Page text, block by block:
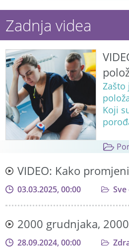
Zadnja videa
Zašto
Koji
VIDEO: Kako
03.03.2025, 00:00
2000 grudnjaka,
28.09.2024, 00:00